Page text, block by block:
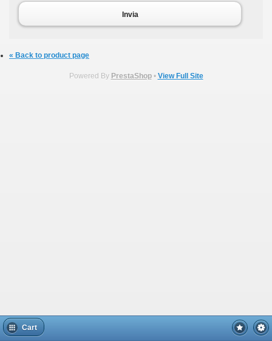
Invia
« Back to product page
Powered By PrestaShop• View Full Site
Cart